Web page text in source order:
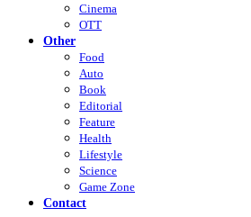
Cinema
OTT
Other
Food
Auto
Book
Editorial
Feature
Health
Lifestyle
Science
Game Zone
Contact